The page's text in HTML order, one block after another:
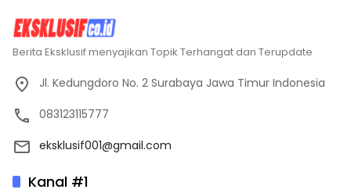
Berita Eksklusif menyajikan Topik Terhangat dan Terupdate
Jl. Kedungdoro No. 2 Surabaya Jawa Timur Indonesia
083123115777
eksklusif001@gmail.com
Kanal #1